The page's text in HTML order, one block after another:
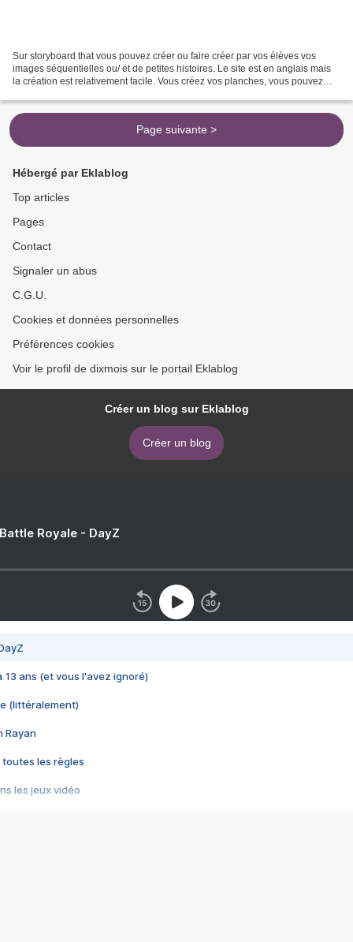
Sur storyboard that vous pouvez créer ou faire créer par vos élèves vos
images séquentielles ou/ et de petites histoires. Le site est en anglais mais
la création est relativement facile. Vous créez vos planches, vous pouvez
Page suivante >
Hébergé par Eklablog
Top articles
Pages
Contact
Signaler un abus
C.G.U.
Cookies et données personnelles
Préférences cookies
Voir le profil de dixmois sur le portail Eklablog
Créer un blog sur Eklablog
Créer un blog
Royale - DayZ
13 ans (et vous l'avez ignoré)
(littéralement)
Rayan
toutes les règles
les jeux vidéo